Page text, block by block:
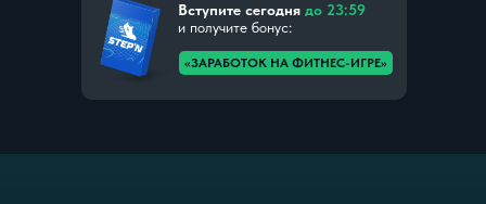
«ЗАРАБОТОК НА ФИТНЕС-ИГРЕ»
Вступите сегодня до 23:59
и получите бонус: